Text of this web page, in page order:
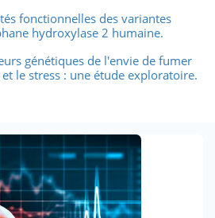
fonctionnelles des variantes
hydroxylase 2 humaine.
génétiques de l'envie de fumer
le stress : une étude exploratoire.